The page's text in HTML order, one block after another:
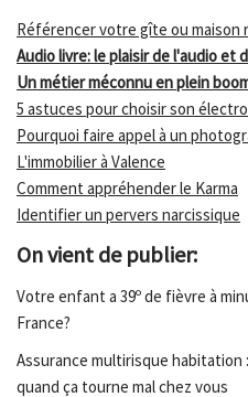
Référencer votre gîte ou maison
Audio livre: le plaisir de l'audio et
Un métier méconnu en plein
5 astuces pour choisir son
Pourquoi faire appel à un
L'immobilier à Valence
Comment appréhender le Karma
Identifier un pervers narcissique
On vient de publier:
Votre enfant a 39º de fièvre à
France?
Assurance multirisque
quand ça tourne mal chez vous